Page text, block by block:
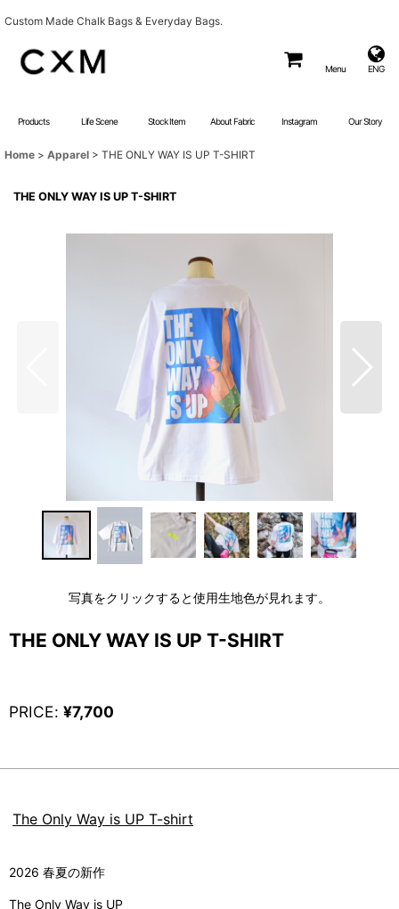
Custom Made Chalk Bags & Everyday Bags.
Menu ENG
Products Life Scene Stock Item About Fabric Instagram Our Story
Home > Apparel > THE ONLY WAY IS UP T-SHIRT
THE ONLY WAY IS UP T-SHIRT
写真をクリックすると使用生地色が見れます。
THE ONLY WAY IS UP T-SHIRT
PRICE: ¥7,700
The Only Way is UP T-shirt
2026 春夏の新作
The Only Way is UP